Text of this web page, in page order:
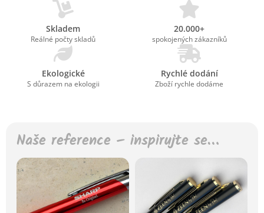
Skladem
Reálné počty skladů
20.000+
spokojených zákazníků
Ekologické
S důrazem na ekologii
Rychlé dodání
Zboží rychle dodáme
Naše reference – inspirujte se…